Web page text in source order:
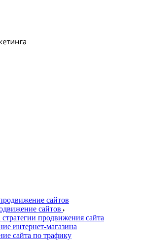
сайтов
стратегии продвижения сайта
интернет-магазина
сайта по трафику